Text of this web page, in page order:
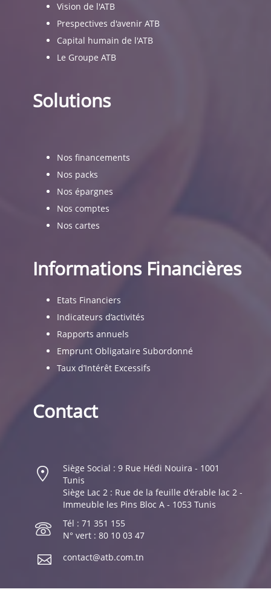
Vision de l'ATB
Prespectives d'avenir ATB
Capital humain de l'ATB
Le Groupe ATB
Solutions
Nos financements
Nos packs
Nos épargnes
Nos comptes
Nos cartes
Informations Financières
Etats Financiers
Indicateurs d’activités
Rapports annuels
Emprunt Obligataire Subordonné
Taux d’Intérêt Excessifs
Contact
Siège Social : 9 Rue Hédi Nouira - 1001
Tunis
Siège Lac 2 : Rue de la feuille d'érable lac 2 -
Immeuble les Pins Bloc A - 1053 Tunis
Tél : 71 351 155
N° vert : 80 10 03 47
contact@atb.com.tn